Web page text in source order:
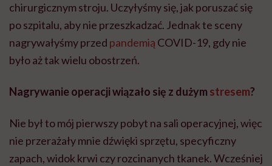
chirurgicznym stroju. Uczyłyśmy się, jak poruszać się
po szpitalu, aby nie przeszkadzać. Jednak te sceny
nagrywałyśmy przed pandemią COVID-19, gdy nie
było aż tak wielu obostrzeń.
Nagrywanie operacji wiązało się z dużym stresem?
Nie był to mój pierwszy pobyt na sali operacyjnej, więc
nie przerażały mnie dźwięki sprzętu, specyficzny
zapach, widok krwi czy rozcinanych tkanek. Wcześniej